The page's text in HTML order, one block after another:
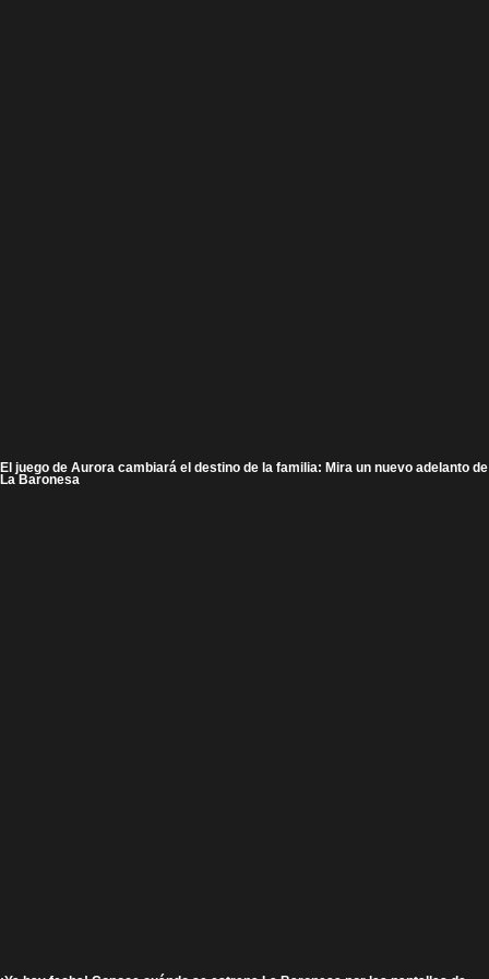
El juego de Aurora cambiará el destino de la familia: Mira un nuevo adelanto de
La Baronesa